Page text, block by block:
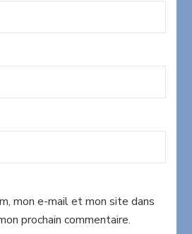
mon e-mail et mon site dans
prochain commentaire.